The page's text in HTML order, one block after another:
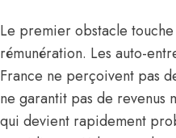
Le premier obstacle
rémunération. Les auto-
France ne perçoivent pas
ne garantit pas de revenus
qui devient rapidement